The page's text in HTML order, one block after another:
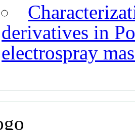
derivatives in
electrospray